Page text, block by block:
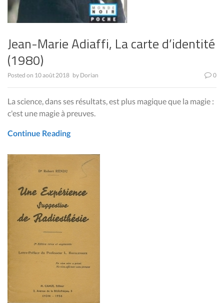
Jean-Marie Adiaffi, La carte d’identité
(1980)
Posted on 10 août 2018 by Dorian 0
La science, dans ses résultats, est plus magique que la magie :
c'est une magie à preuves.
Continue Reading